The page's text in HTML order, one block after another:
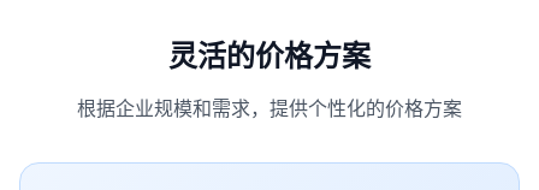
灵活的价格方案
根据企业规模和需求，提供个性化的价格方案